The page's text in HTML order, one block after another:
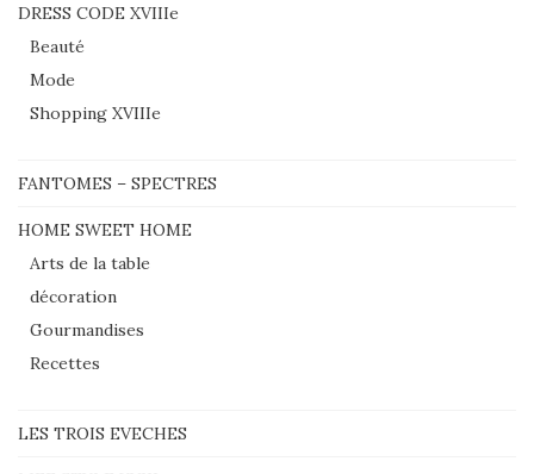
DRESS CODE XVIIIe
Beauté
Mode
Shopping XVIIIe
FANTOMES – SPECTRES
HOME SWEET HOME
Arts de la table
décoration
Gourmandises
Recettes
LES TROIS EVECHES